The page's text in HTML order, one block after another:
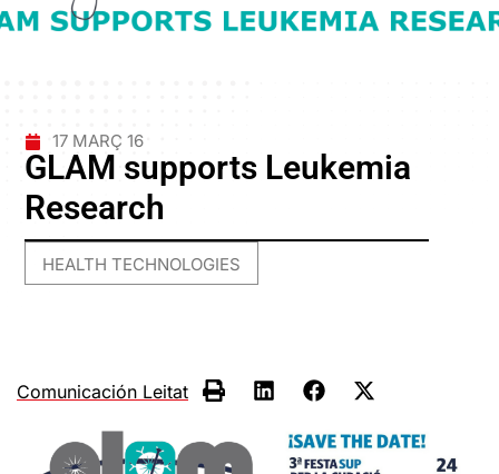
17 MARÇ 16
GLAM supports Leukemia
Research
HEALTH TECHNOLOGIES
Comunicación Leitat